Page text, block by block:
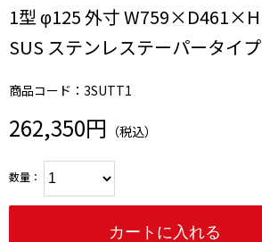
1型 φ125 外寸
SUS ステンレステーパータイプ
商品コード：3SUTT1
262,350円 （税込）
数量：